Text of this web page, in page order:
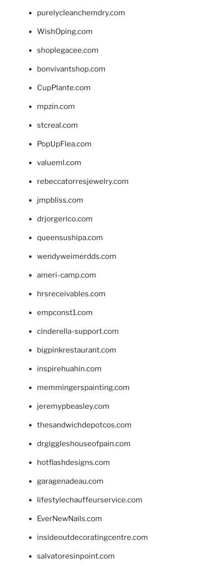
purelycleanchemdry.com
WishOping.com
shoplegacee.com
bonvivantshop.com
CupPlante.com
mpzin.com
stcreal.com
PopUpFlea.com
valueml.com
rebeccatorresjewelry.com
jmpbliss.com
drjorgerico.com
queensushipa.com
wendyweimerdds.com
ameri-camp.com
hrsreceivables.com
empconst1.com
cinderella-support.com
bigpinkrestaurant.com
inspirehuahin.com
memmingerspainting.com
jeremypbeasley.com
thesandwichdepotcos.com
drgiggleshouseofpain.com
hotflashdesigns.com
garagenadeau.com
lifestylechauffeurservice.com
EverNewNails.com
insideoutdecoratingcentre.com
salvatoresinpoint.com